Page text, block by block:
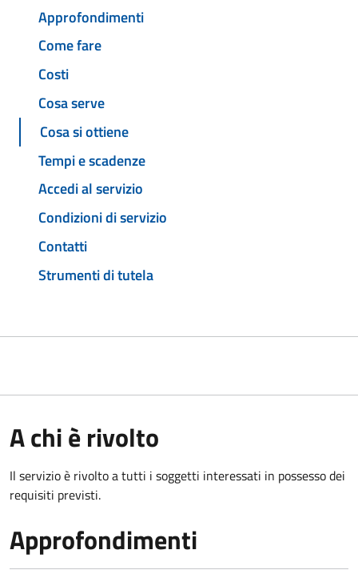
Approfondimenti
Come fare
Costi
Cosa serve
Cosa si ottiene
Tempi e scadenze
Accedi al servizio
Condizioni di servizio
Contatti
Strumenti di tutela
A chi è rivolto
Il servizio è rivolto a tutti i soggetti interessati in possesso dei
requisiti previsti.
Approfondimenti